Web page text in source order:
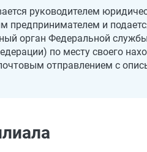
руководителем
предпринимателем и
орган Федеральной
по месту своего
отправлением с